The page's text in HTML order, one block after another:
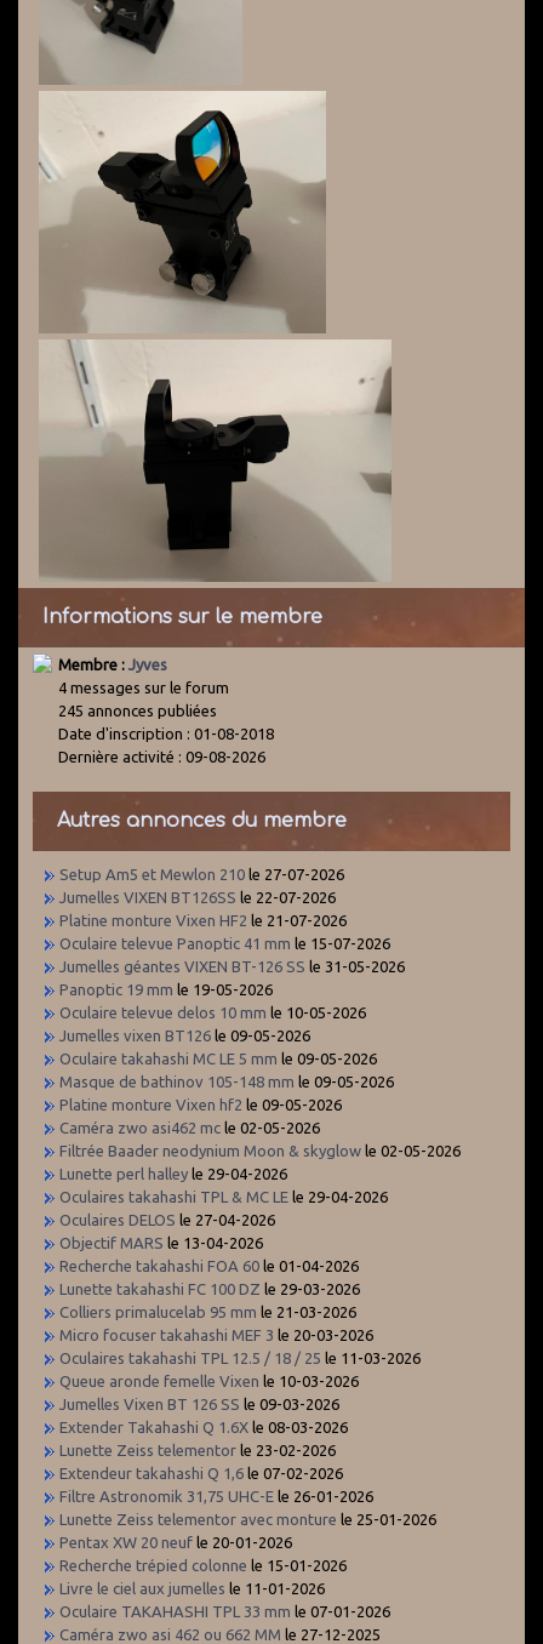
Informations sur le membre
Membre : Jyves
4 messages sur le forum
245 annonces publiées
Date d'inscription : 01-08-2018
Dernière activité : 09-08-2026
Autres annonces du membre
Setup Am5 et Mewlon 210 le 27-07-2026
Jumelles VIXEN BT126SS le 22-07-2026
Platine monture Vixen HF2 le 21-07-2026
Oculaire televue Panoptic 41 mm le 15-07-2026
Jumelles géantes VIXEN BT-126 SS le 31-05-2026
Panoptic 19 mm le 19-05-2026
Oculaire televue delos 10 mm le 10-05-2026
Jumelles vixen BT126 le 09-05-2026
Oculaire takahashi MC LE 5 mm le 09-05-2026
Masque de bathinov 105-148 mm le 09-05-2026
Platine monture Vixen hf2 le 09-05-2026
Caméra zwo asi462 mc le 02-05-2026
Filtrée Baader neodynium Moon & skyglow le 02-05-2026
Lunette perl halley le 29-04-2026
Oculaires takahashi TPL & MC LE le 29-04-2026
Oculaires DELOS le 27-04-2026
Objectif MARS le 13-04-2026
Recherche takahashi FOA 60 le 01-04-2026
Lunette takahashi FC 100 DZ le 29-03-2026
Colliers primalucelab 95 mm le 21-03-2026
Micro focuser takahashi MEF 3 le 20-03-2026
Oculaires takahashi TPL 12.5 / 18 / 25 le 11-03-2026
Queue aronde femelle Vixen le 10-03-2026
Jumelles Vixen BT 126 SS le 09-03-2026
Extender Takahashi Q 1.6X le 08-03-2026
Lunette Zeiss telementor le 23-02-2026
Extendeur takahashi Q 1,6 le 07-02-2026
Filtre Astronomik 31,75 UHC-E le 26-01-2026
Lunette Zeiss telementor avec monture le 25-01-2026
Pentax XW 20 neuf le 20-01-2026
Recherche trépied colonne le 15-01-2026
Livre le ciel aux jumelles le 11-01-2026
Oculaire TAKAHASHI TPL 33 mm le 07-01-2026
Caméra zwo asi 462 ou 662 MM le 27-12-2025